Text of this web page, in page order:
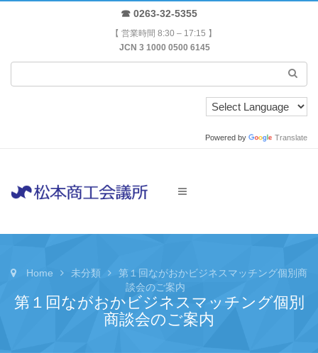
☎ 0263-32-5355
【 営業時間 8:30 – 17:15 】
JCN 3 1000 0500 6145
Powered by Translate
Home 未分類
第１回ながおかビジネスマッチング個別商
談会のご案内
第１回ながおかビジネスマッチング個別
商談会のご案内